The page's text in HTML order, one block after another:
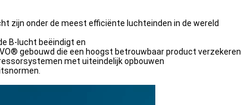
zijn onder de meest efficiënte luchteinden in de wereld
B-lucht beëindigt en
gebouwd die een hoogst betrouwbaar product verzekeren.
met uiteindelijk opbouwen